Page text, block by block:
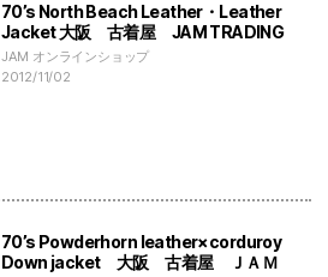
70’s North Beach Leather・Leather
Jacket 大阪 古着屋 JAM TRADING
JAM オンラインショップ
2012/11/02
70’s Powderhorn leather×corduroy
Down jacket 大阪 古着屋 ＪＡＭ